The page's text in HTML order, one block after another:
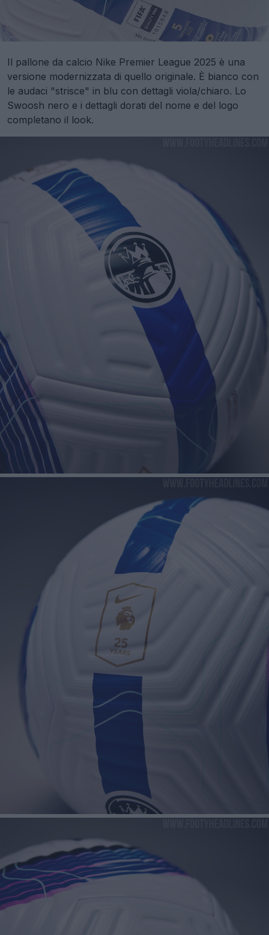
Il pallone da calcio Nike Premier League 2025 è una
versione modernizzata di quello originale. È bianco con
le audaci "strisce" in blu con dettagli viola/chiaro. Lo
Swoosh nero e i dettagli dorati del nome e del logo
completano il look.